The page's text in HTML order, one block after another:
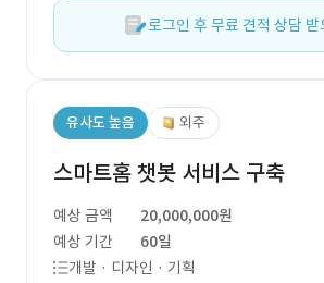
로그인 후 무료 견적 상담 받
유사도 높음 외주
스마트홈 챗봇 서비스 구축
예상 금액
20,000,000원
예상 기간
60일
개발 · 디자인 · 기획